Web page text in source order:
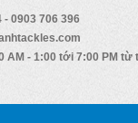
- 0903 706 396
AM - 1:00 tới 7:00 PM từ